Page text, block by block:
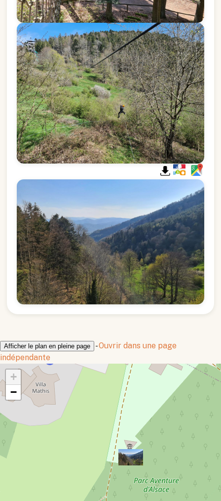
Afficher le plan en pleine page -Ouvrir dans une page
indépendante